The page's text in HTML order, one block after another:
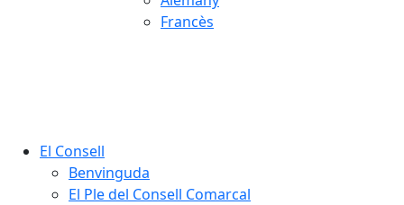
Francès
El Consell
Benvinguda
El Ple del Consell Comarcal